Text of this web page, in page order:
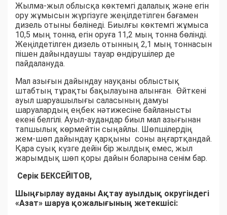
Жылма-жыл облысқа көктемгі далалық және егін
ору жұмысын жүргізуге жеңілдетілген бағамен
дизель отыны бөлінеді. Биылғы көктемгі жұмыса
10,5 мың тонна, егін оруға 11,2 мың тонна бөлінді.
Жеңілдетілген дизель отынның 2,1 мың тоннасын
пішен дайындаушы тауар өндірушілер де
пайдалануда.
Мал азығын дайындау науқаны облыстық
штабтың тұрақты бақылауына алынған. Өйткені
ауыл шаруашылығы саласының дамуы
шаруалардың еңбек нәтижесіне байланысты
екені белгілі. Ауыл-аудандар биыл мал азығынан
тапшылық көрмейтін сыңайлы. Шөпшілердің
жем-шөп дайындау қарқыны соны аңғартқандай.
Қара суық күзге дейін бір жылдық емес, жыл
жарымдық шөп қоры дайын боларына сенім бар.
Серік БЕКСЕЙІТОВ,
Шыңғырлау ауданы Ақтау ауылдық округіндегі
«Азат» шаруа қожалығының жетекшісі: